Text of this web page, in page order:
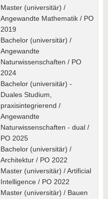
Master (universitär) /
Angewandte Mathematik / PO
2019
Bachelor (universitär) /
Angewandte
Naturwissenschaften / PO
2024
Bachelor (universitär) -
Duales Studium,
praxisintegrierend /
Angewandte
Naturwissenschaften - dual /
PO 2025
Bachelor (universitär) /
Architektur / PO 2022
Master (universitär) / Artificial
Intelligence / PO 2022
Master (universitär) / Bauen